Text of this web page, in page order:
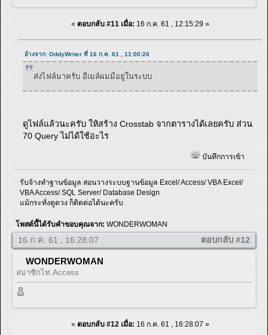
« ตอบกลับ #11 เมื่อ: 16 ก.ค. 61 , 12:15:29 »
อ้างจาก: OddyWriter ที่ 16 ก.ค. 61 , 11:00:26
ส่งไฟล์มาครับ อีเมล์ผมมีอยู่ในระบบ
ดูไฟล์แล้วนะครับ ให้สร้าง Crosstab จากตารางได้เลยครับ ส่วน
70 Query ไม่ได้ใช้อะไร
บันทึกการเข้า
รับจ้างทำฐานข้อมูล สอนวางระบบฐานข้อมูล Excel/ Access/ VBA Excel/
VBA Access/ SQL Server/ Database Design
แม้กระทั่งดูดวง ก็ติดต่อได้นะครับ
โพสต์นี้ได้รับคำขอบคุณจาก: WONDERWOMAN
16 ก.ค. 61 , 16:28:07 ตอบกลับ #12
WONDERWOMAN
สมาชิกไท.Access
« ตอบกลับ #12 เมื่อ: 16 ก.ค. 61 , 16:28:07 »